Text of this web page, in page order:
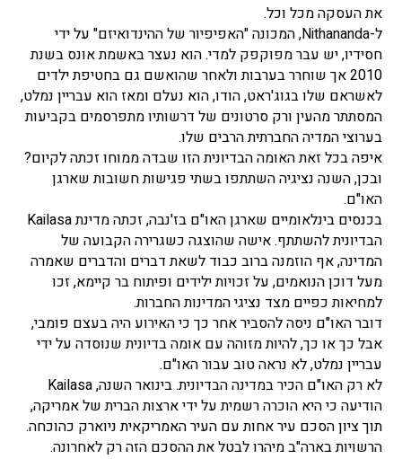
את העסקה מכל וכל.
ל-Nithananda, המכונה "האפיפיור של ההינדואיזם" על ידי
חסידיו, יש עבר מפוקפק למדי. הוא נעצר באשמת אונס בשנת
2010 אך שוחרר בערבות ולאחר שהואשם גם בחטיפת ילדים
לאשראם שלו בגוג'ראט, הודו, הוא נעלם ומאז הוא עבריין נמלט,
המסתתר מהעין ורק סרטונים של דרשותיו מתפרסמים בקביעות
בערוצי המדיה החברתית הרבים שלו.
איפה בכל זאת האומה הבדיונית הזו שבדה ממוחו זכתה לקיום?
ובכן, השנה נציגיה השתתפו בשתי פגישות חשובות שארגן
האו"ם.
בכנסים בינלאומיים שארגן האו"ם בז'נבה, זכתה מדינת Kailasa
הבדיונית להשתתף. אישה שהוצגה כשגרירה הקבועה של
המדינה, אף הוזמנה ברוב כבוד לשאת דברים והדברים שאמרה
מעל דוכן הנואמים, על זכויות ילידים ופיתוח בר קיימא, זכו
למחיאות כפיים מצד נציגי המדינות החברות.
דובר האו"ם ניסה להסביר אחר כך כי האירוע היה בעצם פומבי,
אבל כך או כך, להיות מזוהה עם אומה בדיונית שנוסדה על ידי
עבריין נמלט, לא נראה טוב עבור האו"ם.
לא רק האו"ם הכיר במדינה הבדיונית. בינואר השנה, Kailasa
הודיעה כי היא הוכרה רשמית על ידי ארצות הברית של אמריקה,
תוך ציון הסכם עיר אחות עם העיר האמריקאית ניוארק כהוכחה.
הרשויות בארה"ב מיהרו לבטל את ההסכם הזה רק לאחרונה.